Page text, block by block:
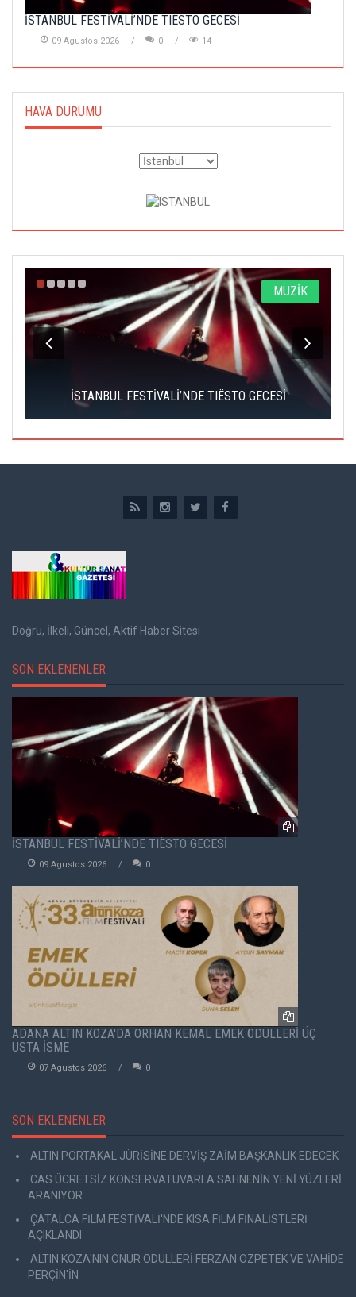
İSTANBUL FESTİVALİ’NDE TIËSTO GECESİ
09 Agustos 2026 0 14
HAVA DURUMU
MÜZİK
İSTANBUL FESTİVALİ’NDE TIËSTO GECESİ
Doğru, İlkeli, Güncel, Aktif Haber Sitesi
SON EKLENENLER
İSTANBUL FESTİVALİ’NDE TIËSTO GECESİ
09 Agustos 2026 0
ADANA ALTIN KOZA'DA ORHAN KEMAL EMEK ÖDÜLLERİ ÜÇ
USTA İSME
07 Agustos 2026 0
SON EKLENENLER
ALTIN PORTAKAL JÜRİSİNE DERVİŞ ZAİM BAŞKANLIK EDECEK
CAS ÜCRETSİZ KONSERVATUVARLA SAHNENİN YENİ YÜZLERİ
ARANIYOR
ÇATALCA FİLM FESTİVALİ'NDE KISA FİLM FİNALİSTLERİ
AÇIKLANDI
ALTIN KOZA'NIN ONUR ÖDÜLLERİ FERZAN ÖZPETEK VE VAHİDE
PERÇİN'İN